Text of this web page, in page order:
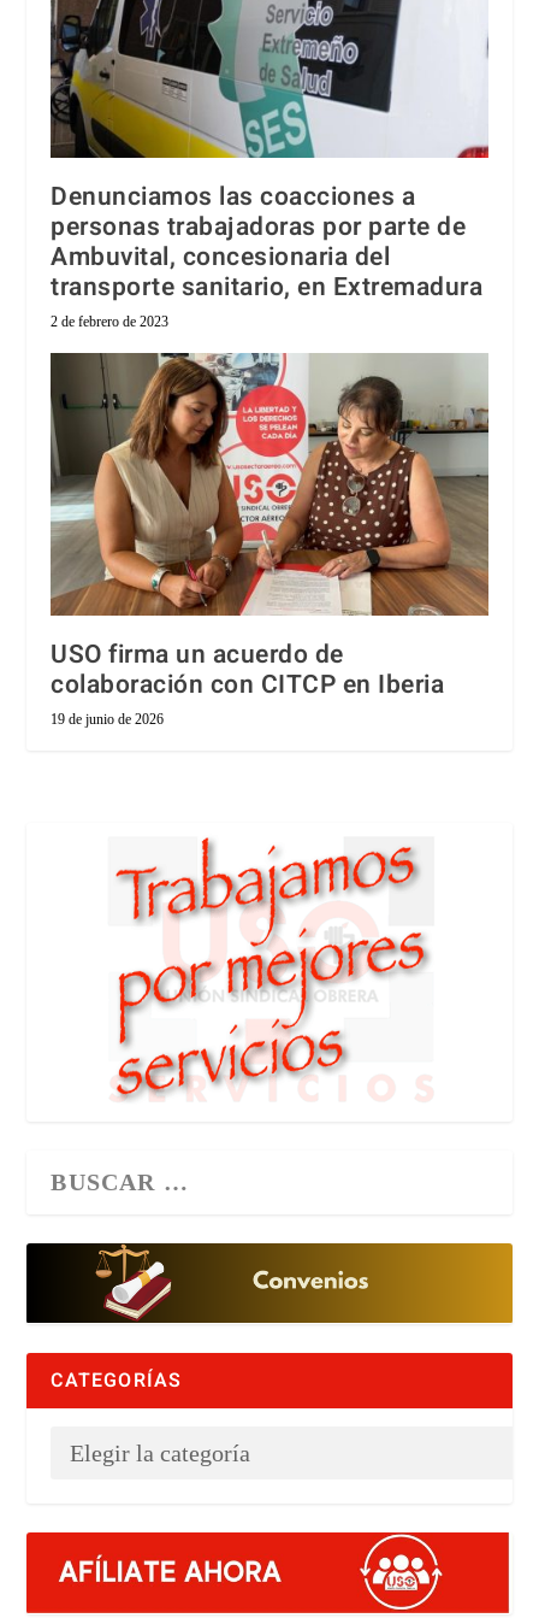
Denunciamos las coacciones a
personas trabajadoras por parte de
Ambuvital, concesionaria del
transporte sanitario, en Extremadura
2 de febrero de 2023
USO firma un acuerdo de
colaboración con CITCP en Iberia
19 de junio de 2026
CATEGORÍAS